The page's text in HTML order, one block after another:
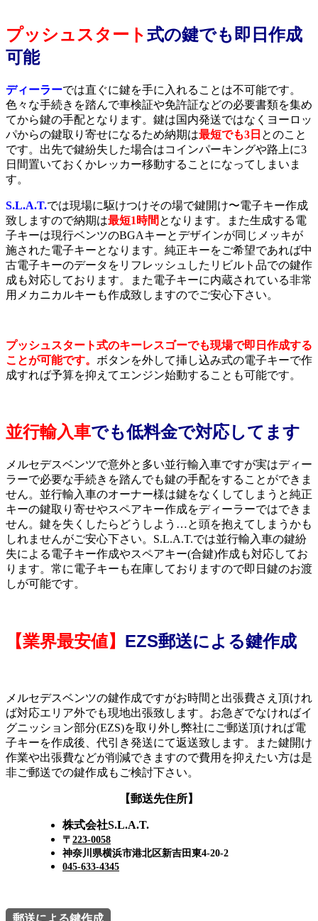
プッシュスタート式の鍵でも即日作成
可能
ディーラーでは直ぐに鍵を手に入れることは不可能です。
色々な手続きを踏んで車検証や免許証などの必要書類を集め
てから鍵の手配となります。鍵は国内発送ではなくヨーロッ
パからの鍵取り寄せになるため納期は最短でも3日 とのこと
です。出先で鍵紛失した場合はコインパーキングや路上に3
日間置いておくかレッカー移動することになってしまいま
す。
S.L.A.T.では現場に駆けつけその場で鍵開け〜電子キー作成
致しますので納期は最短1時間 となります。また生成する電
子キーは現行ベンツのBGAキーとデザインが同じメッキが
施された電子キーとなります。純正キーをご希望であれば中
古電子キーのデータをリフレッシュしたリビルト品での鍵作
成も対応しております。また電子キーに内蔵されている非常
用メカニカルキーも作成致しますのでご安心下さい。
プッシュスタート式のキーレスゴーでも現場で即日作成する
ことが可能です。 ボタンを外して挿し込み式の電子キーで作
成すれば予算を抑えてエンジン始動することも可能です。
並行輸入車でも低料金で対応してます
メルセデスベンツで意外と多い並行輸入車ですが実はディー
ラーで必要な手続きを踏んでも鍵の手配をすることができま
せん。並行輸入車のオーナー様は鍵をなくしてしまうと純正
キーの鍵取り寄せやスペアキー作成をディーラーではできま
せん。鍵を失くしたらどうしよう…と頭を抱えてしまうかも
しれませんがご安心下さい。S.L.A.T.では並行輸入車の鍵紛
失による電子キー作成やスペアキー(合鍵)作成も対応してお
ります。常に電子キーも在庫しておりますので即日鍵のお渡
しが可能です。
【業界最安値】 EZS郵送による鍵作成
メルセデスベンツの鍵作成ですがお時間と出張費さえ頂けれ
ば対応エリア外でも現地出張致します。お急ぎでなければイ
グニッション部分(EZS)を取り外し弊社にご郵送頂ければ電
子キーを作成後、代引き発送にて返送致します。また鍵開け
作業や出張費などが削減できますので費用を抑えたい方は是
非ご郵送での鍵作成もご検討下さい。
【郵送先住所】
株式会社S.L.A.T.
〒223-0058
神奈川県横浜市港北区新吉田東4-20-2
045-633-4345